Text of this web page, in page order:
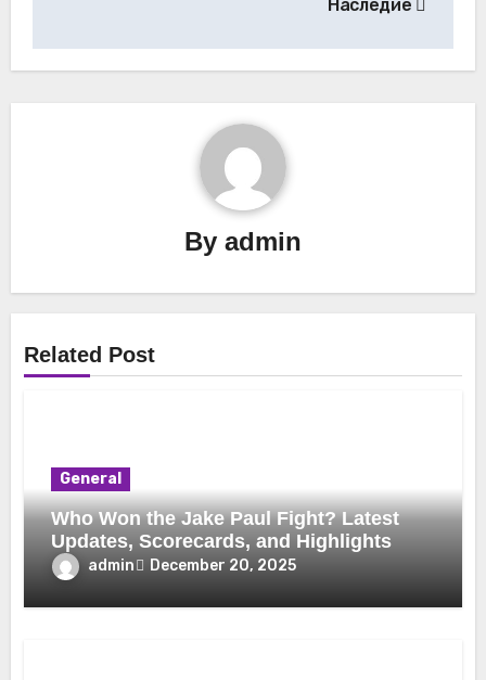
Наследие
By admin
Related Post
General
Who Won the Jake Paul Fight? Latest
Updates, Scorecards, and Highlights
admin December 20, 2025